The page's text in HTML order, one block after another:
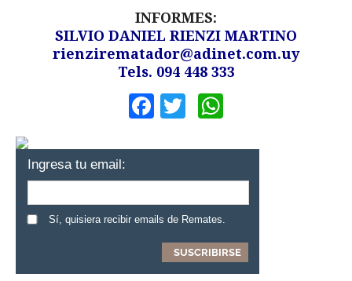
INFORMES:
SILVIO DANIEL RIENZI MARTINO
rienzirematador@adinet.com.uy
Tels. 094 448 333
Facebook
Twitter
Ingresa tu email:
Sí, quisiera recibir emails de Remates.